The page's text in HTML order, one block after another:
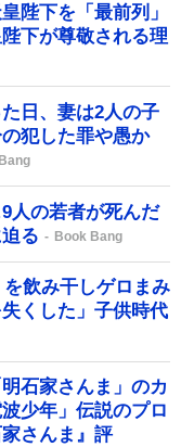
陛下を「最前列」
下が尊敬される理
日、妻は2人の子
犯した罪や愚か
人の若者が死んだ
る
Book Bang
飲み干しゲロまみ
くした」子供時代
石家さんま」のカ
少年」伝説のプロ
さんま』評